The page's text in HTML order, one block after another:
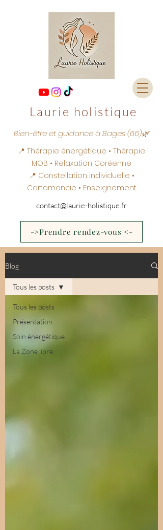
Laurie holistique
Bien-être et guidance à Bages (66)🌿
📍 Thérapie énergétique • Thérapie
MOB • Relaxation Coréenne
📍 Constellation individuelle •
Cartomancie • Enseignement
contact@laurie-holistique.fr
->Prendre rendez-vous <-
Blog
Tous les posts
Présentation
Soin énergétique
La Zone libre
Tous les posts